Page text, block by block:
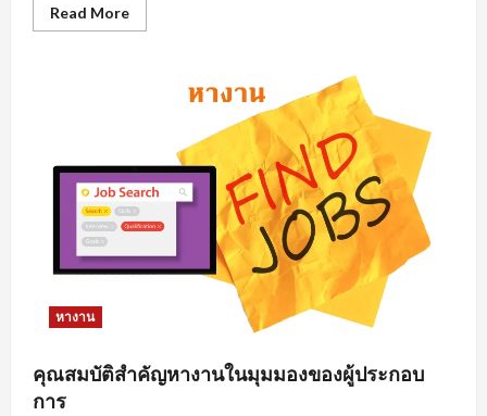
Read MoreRead
more
หา
งาน
นิคม
อุตสาหกรรม
อย่างไร
หางาน
คุณสมบัติสำคัญหางานในมุมมองของผู้ประกอบ
การ